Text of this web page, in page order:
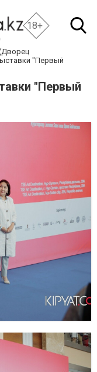
18+
(Дворец
"Первый
"Первый